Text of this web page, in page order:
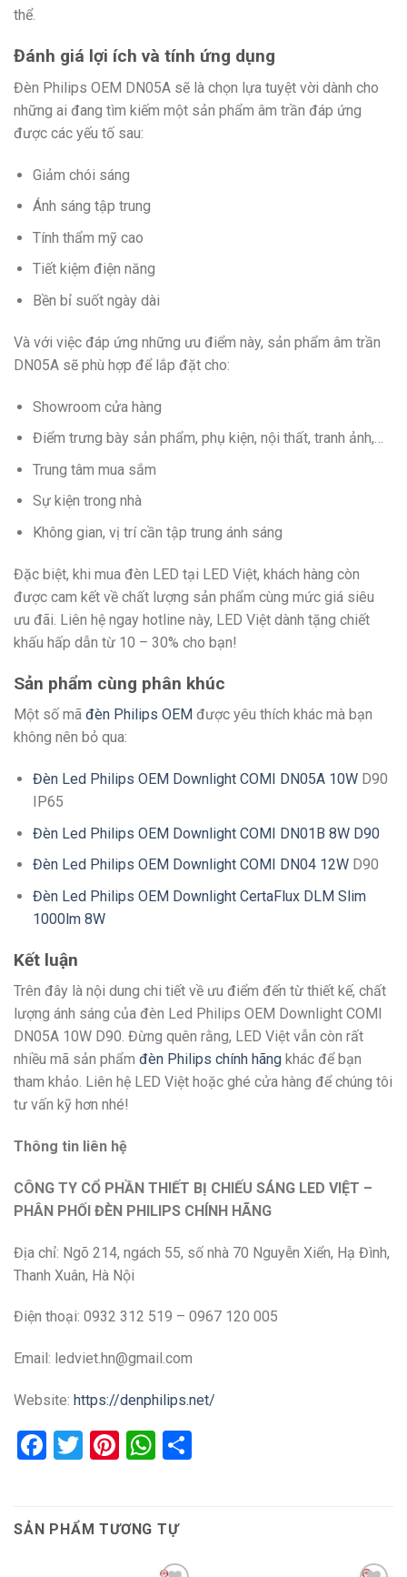
thể.
Đánh giá lợi ích và tính ứng dụng
Đèn Philips OEM DN05A sẽ là chọn lựa tuyệt vời dành cho
những ai đang tìm kiếm một sản phẩm âm trần đáp ứng
được các yếu tố sau:
Giảm chói sáng
Ánh sáng tập trung
Tính thẩm mỹ cao
Tiết kiệm điện năng
Bền bỉ suốt ngày dài
Và với việc đáp ứng những ưu điểm này, sản phẩm âm trần
DN05A sẽ phù hợp để lắp đặt cho:
Showroom cửa hàng
Điểm trưng bày sản phẩm, phụ kiện, nội thất, tranh ảnh,…
Trung tâm mua sắm
Sự kiện trong nhà
Không gian, vị trí cần tập trung ánh sáng
Đặc biệt, khi mua đèn LED tại LED Việt, khách hàng còn
được cam kết về chất lượng sản phẩm cùng mức giá siêu
ưu đãi. Liên hệ ngay hotline này, LED Việt dành tặng chiết
khấu hấp dẫn từ 10 – 30% cho bạn!
Sản phẩm cùng phân khúc
Một số mã đèn Philips OEM được yêu thích khác mà bạn
không nên bỏ qua:
Đèn Led Philips OEM Downlight COMI DN05A 10W D90
IP65
Đèn Led Philips OEM Downlight COMI DN01B 8W D90
Đèn Led Philips OEM Downlight COMI DN04 12WD90
Đèn Led Philips OEM Downlight CertaFlux DLM Slim
1000lm 8W
Kết luận
Trên đây là nội dung chi tiết về ưu điểm đến từ thiết kế, chất
lượng ánh sáng của đèn Led Philips OEM Downlight COMI
DN05A 10W D90. Đừng quên rằng, LED Việt vẫn còn rất
nhiều mã sản phẩm đèn Philips chính hãng khác để bạn
tham khảo. Liên hệ LED Việt hoặc ghé cửa hàng để chúng tôi
tư vấn kỹ hơn nhé!
Thông tin liên hệ
CÔNG TY CỔ PHẦN THIẾT BỊ CHIẾU SÁNG LED VIỆT –
PHÂN PHỐI ĐÈN PHILIPS CHÍNH HÃNG
Địa chỉ: Ngõ 214, ngách 55, số nhà 70 Nguyễn Xiển, Hạ Đình,
Thanh Xuân, Hà Nội
Điện thoại: 0932 312 519 – 0967 120 005
Email: ledviet.hn@gmail.com
Website: https://denphilips.net/
Facebook
Twitter
Pinterest
WhatsApp
SẢN PHẨM TƯƠNG TỰ